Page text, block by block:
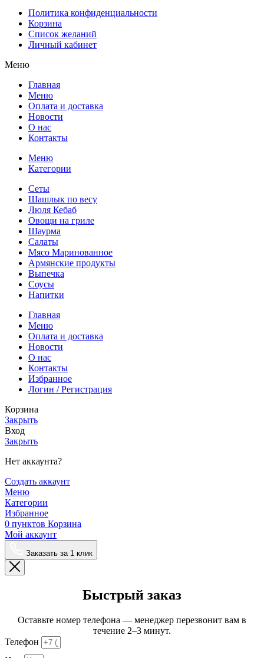
Политика конфиденциальности
Корзина
Список желаний
Личный кабинет
Меню
Главная
Меню
Оплата и доставка
Новости
О нас
Контакты
Меню
Категории
Сеты
Шашлык по весу
Люля Кебаб
Овощи на гриле
Шаурма
Салаты
Мясо Маринованное
Армянские продукты
Выпечка
Соусы
Напитки
Главная
Меню
Оплата и доставка
Новости
О нас
Контакты
Избранное
Логин / Регистрация
Корзина
Закрыть
Вход
Закрыть
Нет аккаунта?
Создать аккаунт
Меню
Категории
Избранное
0 пунктов Корзина
Мой аккаунт
Заказать за 1 клик
Быстрый заказ
Оставьте номер телефона — менеджер перезвонит вам в
течение 2–3 минут.
Телефон